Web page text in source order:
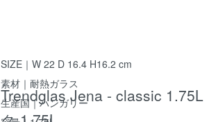
Trendglas Jena - classic 1.75L
SIZE｜W 22 D 16.4 H16.2 cm
素材｜耐熱ガラス
生産国｜ハンガリー